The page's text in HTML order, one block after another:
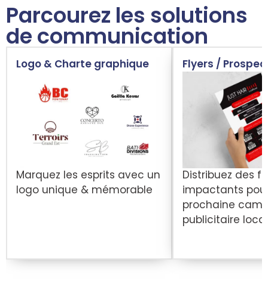
Parcourez les solutions
de communication
Logo & Charte graphique
Marquez les esprits avec un
logo unique & mémorable
Flyers /
Distribuez des
impactants
prochaine
publicitaire